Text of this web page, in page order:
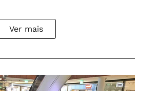
Ver mais